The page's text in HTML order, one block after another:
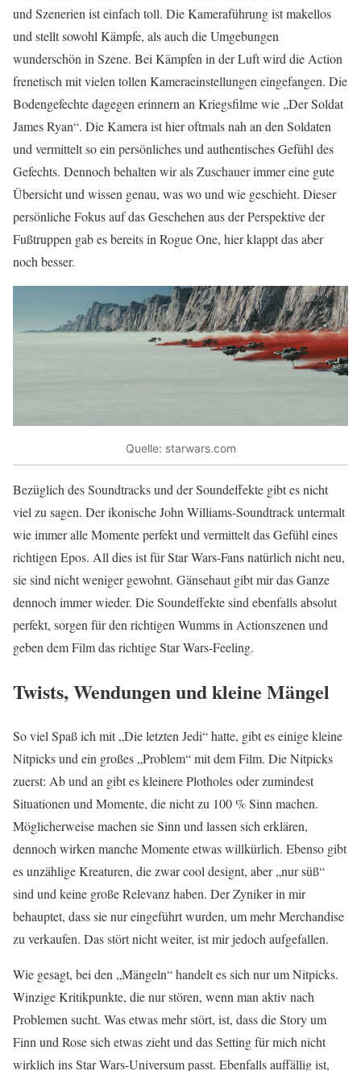
und Szenerien ist einfach toll. Die Kameraführung ist makellos
und stellt sowohl Kämpfe, als auch die Umgebungen
wunderschön in Szene. Bei Kämpfen in der Luft wird die Action
frenetisch mit vielen tollen Kameraeinstellungen eingefangen. Die
Bodengefechte dagegen erinnern an Kriegsfilme wie „Der Soldat
James Ryan“. Die Kamera ist hier oftmals nah an den Soldaten
und vermittelt so ein persönliches und authentisches Gefühl des
Gefechts. Dennoch behalten wir als Zuschauer immer eine gute
Übersicht und wissen genau, was wo und wie geschieht. Dieser
persönliche Fokus auf das Geschehen aus der Perspektive der
Fußtruppen gab es bereits in Rogue One, hier klappt das aber
noch besser.
Quelle: starwars.com
Bezüglich des Soundtracks und der Soundeffekte gibt es nicht
viel zu sagen. Der ikonische John Williams-Soundtrack untermalt
wie immer alle Momente perfekt und vermittelt das Gefühl eines
richtigen Epos. All dies ist für Star Wars-Fans natürlich nicht neu,
sie sind nicht weniger gewohnt. Gänsehaut gibt mir das Ganze
dennoch immer wieder. Die Soundeffekte sind ebenfalls absolut
perfekt, sorgen für den richtigen Wumms in Actionszenen und
geben dem Film das richtige Star Wars-Feeling.
Twists, Wendungen und kleine Mängel
So viel Spaß ich mit „Die letzten Jedi“ hatte, gibt es einige kleine
Nitpicks und ein großes „Problem“ mit dem Film. Die Nitpicks
zuerst: Ab und an gibt es kleinere Plotholes oder zumindest
Situationen und Momente, die nicht zu 100 % Sinn machen.
Möglicherweise machen sie Sinn und lassen sich erklären,
dennoch wirken manche Momente etwas willkürlich. Ebenso gibt
es unzählige Kreaturen, die zwar cool designt, aber „nur süß“
sind und keine große Relevanz haben. Der Zyniker in mir
behauptet, dass sie nur eingeführt wurden, um mehr Merchandise
zu verkaufen. Das stört nicht weiter, ist mir jedoch aufgefallen.
Wie gesagt, bei den „Mängeln“ handelt es sich nur um Nitpicks.
Winzige Kritikpunkte, die nur stören, wenn man aktiv nach
Problemen sucht. Was etwas mehr stört, ist, dass die Story um
Finn und Rose sich etwas zieht und das Setting für mich nicht
wirklich ins Star Wars-Universum passt. Ebenfalls auffällig ist,